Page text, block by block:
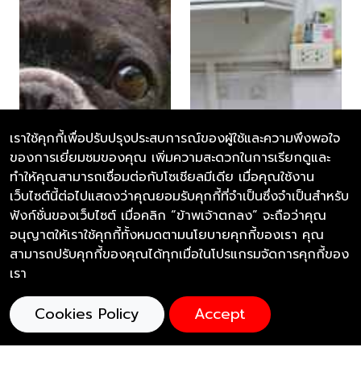
เราใช้คุกกี้เพื่อปรับปรุงประสบการณ์ของผู้ใช้และความพึงพอใจ
ของการเยี่ยมชมของคุณ เพิ่มความสะดวกในการเรียกดูและ
ทำให้คุณสามารถเชื่อมต่อกับโซเชียลมีเดีย เมื่อคุณใช้งาน
เว็บไซต์นี้ต่อไปแสดงว่าคุณยอมรับคุกกี้ที่จำเป็นซึ่งจำเป็นสำหรับ
ฟังก์ชั่นของเว็บไซต์ เมื่อคลิก “ข้าพเจ้าตกลง” จะถือว่าคุณ
อนุญาตให้เราใช้คุกกี้ทั้งหมดตามนโยบายคุกกี้ของเรา คุณ
สามารถปรับคุกกี้ของคุณได้ทุกเมื่อในโปรแกรมจัดการคุกกี้ของ
เรา
Cookies Policy Accept